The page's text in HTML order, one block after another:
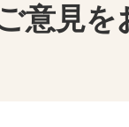
意見を